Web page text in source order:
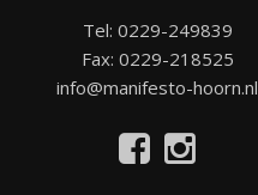
Tel: 0229-249839
Fax: 0229-218525
info@manifesto-hoorn.nl